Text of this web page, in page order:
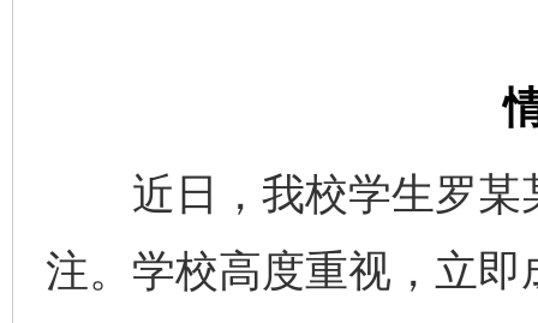
近日，我校学生罗某
注。学校高度重视，立